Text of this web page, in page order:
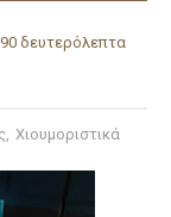
90 δευτερόλεπτα
, Χιουμοριστικά